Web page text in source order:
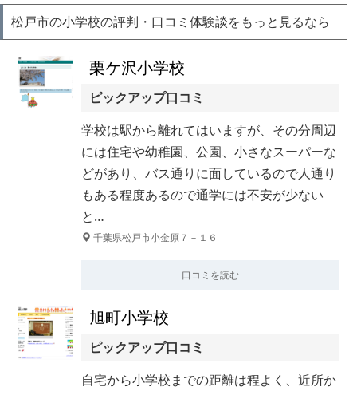
松戸市の小学校の評判・口コミ体験談をもっと見るなら
栗ケ沢小学校
ピックアップ口コミ
学校は駅から離れてはいますが、その分周辺
には住宅や幼稚園、公園、小さなスーパーな
どがあり、バス通りに面しているので人通り
もある程度あるので通学には不安が少ない
と…
千葉県松戸市小金原７－１６
口コミを読む
旭町小学校
ピックアップ口コミ
自宅から小学校までの距離は程よく、近所か